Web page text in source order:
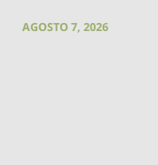
AGOSTO 7, 2026